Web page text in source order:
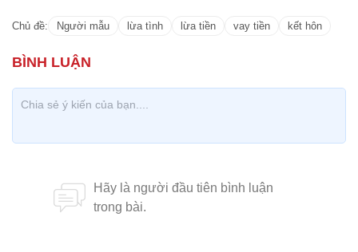
Chủ đề: Người mẫu lừa tình lừa tiền vay tiền kết hôn